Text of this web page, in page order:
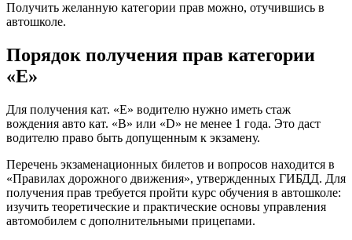
Получить желанную категории прав можно, отучившись в
автошколе.
Порядок получения прав категории
«Е»
Для получения кат. «Е» водителю нужно иметь стаж
вождения авто кат. «В» или «D» не менее 1 года. Это даст
водителю право быть допущенным к экзамену.
Перечень экзаменационных билетов и вопросов находится в
«Правилах дорожного движения», утвержденных ГИБДД. Для
получения прав требуется пройти курс обучения в автошколе:
изучить теоретические и практические основы управления
автомобилем с дополнительными прицепами.